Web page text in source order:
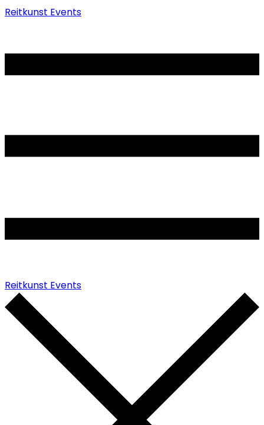
Reitkunst Events
Reitkunst Events